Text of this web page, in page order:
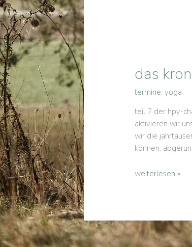
das
termine, yoga
teil 7 der hpy-
aktivieren wir
wir die
können.
das
für
das
weiterlesen »